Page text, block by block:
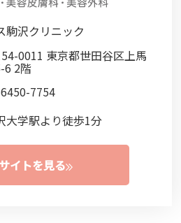
駒沢クリニック
0011 東京都世田谷区上馬
6 2階
7754
大学駅より徒歩1分
イトを見る